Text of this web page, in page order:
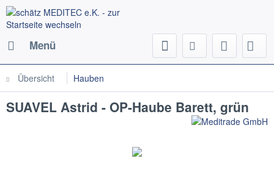
Menü
Übersicht Hauben
SUAVEL Astrid - OP-Haube Barett, grün